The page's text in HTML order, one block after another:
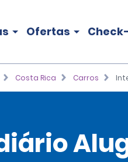
Ofertas
Costa Rica Carros